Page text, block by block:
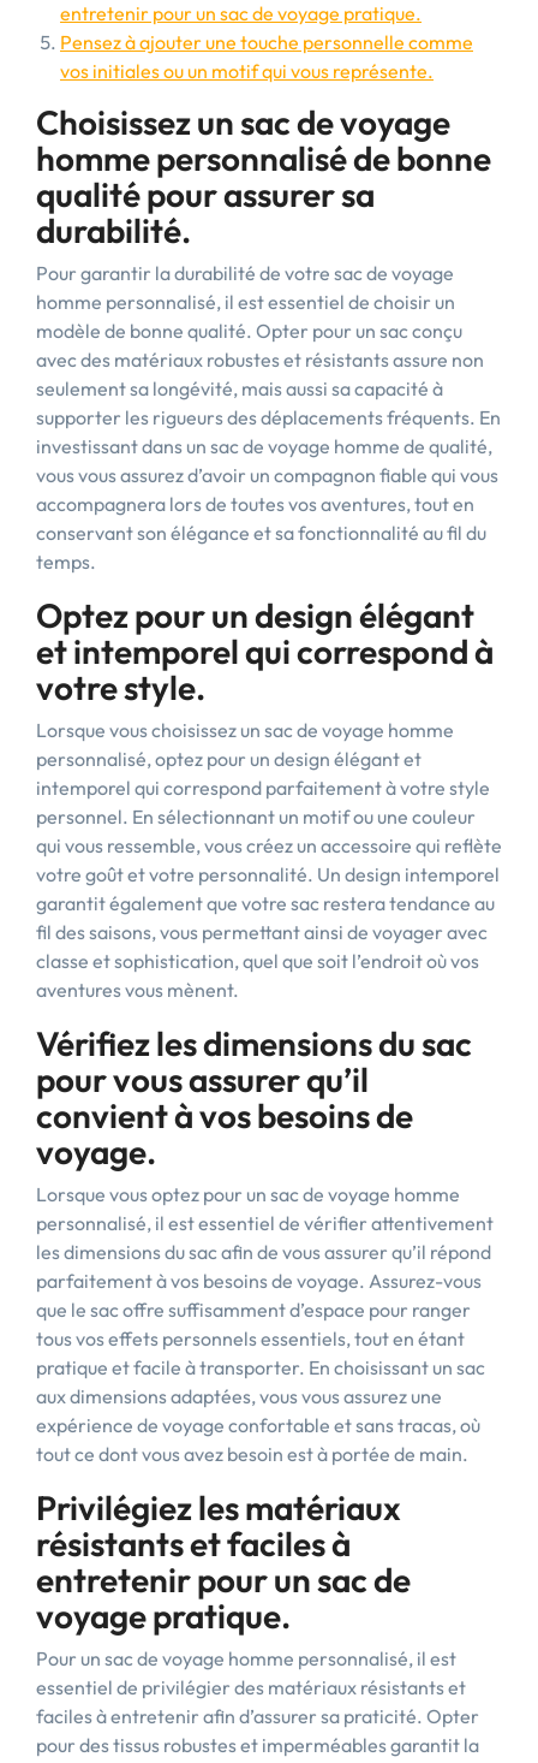
entretenir pour un sac de voyage pratique.
Pensez à ajouter une touche personnelle comme
vos initiales ou un motif qui vous représente.
Choisissez un sac de voyage
homme personnalisé de bonne
qualité pour assurer sa
durabilité.
Pour garantir la durabilité de votre sac de voyage
homme personnalisé, il est essentiel de choisir un
modèle de bonne qualité. Opter pour un sac conçu
avec des matériaux robustes et résistants assure non
seulement sa longévité, mais aussi sa capacité à
supporter les rigueurs des déplacements fréquents. En
investissant dans un sac de voyage homme de qualité,
vous vous assurez d’avoir un compagnon fiable qui vous
accompagnera lors de toutes vos aventures, tout en
conservant son élégance et sa fonctionnalité au fil du
temps.
Optez pour un design élégant
et intemporel qui correspond à
votre style.
Lorsque vous choisissez un sac de voyage homme
personnalisé, optez pour un design élégant et
intemporel qui correspond parfaitement à votre style
personnel. En sélectionnant un motif ou une couleur
qui vous ressemble, vous créez un accessoire qui reflète
votre goût et votre personnalité. Un design intemporel
garantit également que votre sac restera tendance au
fil des saisons, vous permettant ainsi de voyager avec
classe et sophistication, quel que soit l’endroit où vos
aventures vous mènent.
Vérifiez les dimensions du sac
pour vous assurer qu’il
convient à vos besoins de
voyage.
Lorsque vous optez pour un sac de voyage homme
personnalisé, il est essentiel de vérifier attentivement
les dimensions du sac afin de vous assurer qu’il répond
parfaitement à vos besoins de voyage. Assurez-vous
que le sac offre suffisamment d’espace pour ranger
tous vos effets personnels essentiels, tout en étant
pratique et facile à transporter. En choisissant un sac
aux dimensions adaptées, vous vous assurez une
expérience de voyage confortable et sans tracas, où
tout ce dont vous avez besoin est à portée de main.
Privilégiez les matériaux
résistants et faciles à
entretenir pour un sac de
voyage pratique.
Pour un sac de voyage homme personnalisé, il est
essentiel de privilégier des matériaux résistants et
faciles à entretenir afin d’assurer sa praticité. Opter
pour des tissus robustes et imperméables garantit la